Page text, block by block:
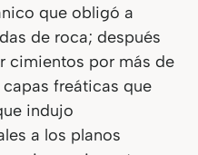
que obligó a
de roca; después
cimientos por más de
freáticas que
indujo
a los planos